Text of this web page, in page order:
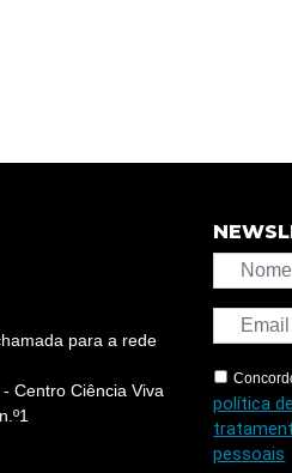
para a rede
Centro Ciência Viva
política
pessoais